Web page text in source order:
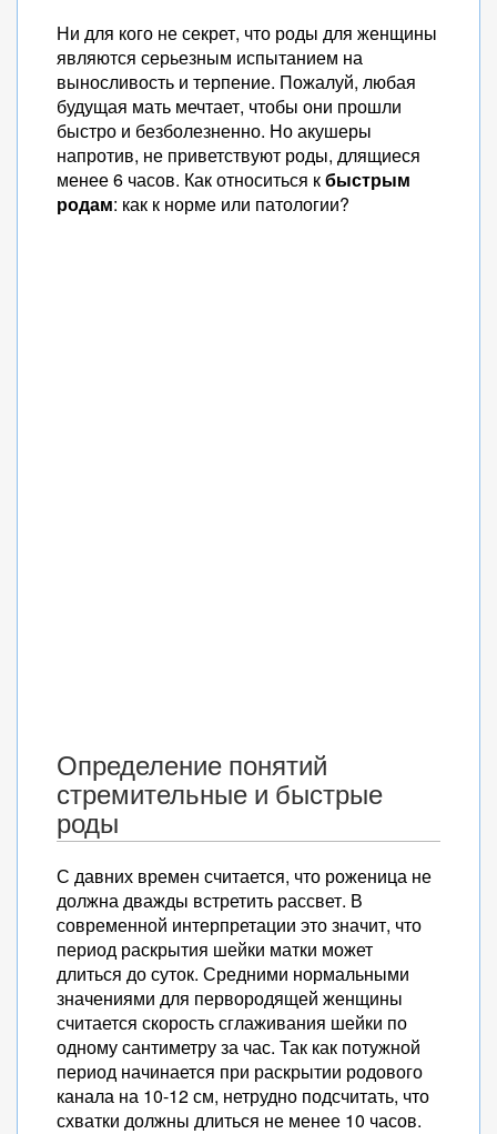
Ни для кого не секрет, что роды для женщины
являются серьезным испытанием на
выносливость и терпение. Пожалуй, любая
будущая мать мечтает, чтобы они прошли
быстро и безболезненно. Но акушеры
напротив, не приветствуют роды, длящиеся
менее 6 часов. Как относиться кбыстрым
родам: как к норме или патологии?
Определение понятий
стремительные и быстрые
роды
С давних времен считается, что роженица не
должна дважды встретить рассвет. В
современной интерпретации это значит, что
период раскрытия шейки матки может
длиться до суток. Средними нормальными
значениями для первородящей женщины
считается скорость сглаживания шейки по
одному сантиметру за час. Так как потужной
период начинается при раскрытии родового
канала на 10-12 см, нетрудно подсчитать, что
схватки должны длиться не менее 10 часов.